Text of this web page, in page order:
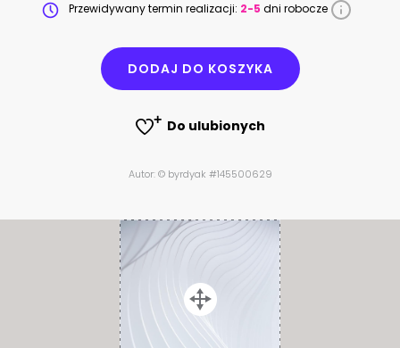
Przewidywany termin realizacji: 2-5 dni robocze
DODAJ DO KOSZYKA
Do ulubionych
Autor: © byrdyak #145500629